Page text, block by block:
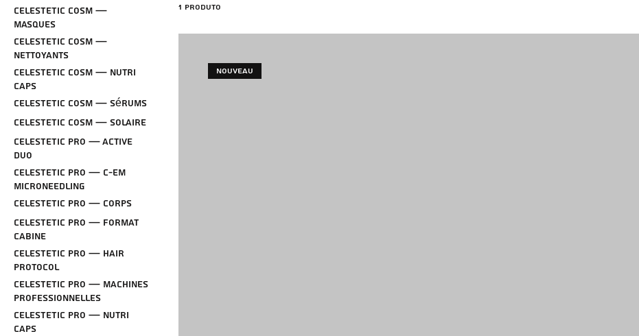
CELESTETIC Cosm —
Masques
CELESTETIC Cosm —
Nettoyants
CELESTETIC Cosm — Nutri
Caps
CELESTETIC Cosm — Sérums
CELESTETIC Cosm — Solaire
CELESTETIC Pro — Active
Duo
CELESTETIC Pro — C-EM
Microneedling
CELESTETIC Pro — Corps
CELESTETIC Pro — Format
Cabine
CELESTETIC Pro — Hair
Protocol
CELESTETIC Pro — Machines
professionnelles
CELESTETIC Pro — Nutri
Caps
1 produto
Nouveau